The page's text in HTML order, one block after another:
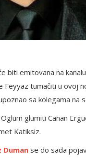
biti emitovana na
Feyyaz tumačiti u ovoj
sa kolegama na
glumiti Canan
Katiksiz.
Duman se do sada